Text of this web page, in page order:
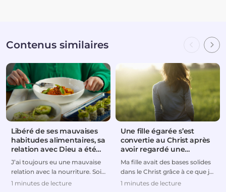
Contenus similaires
Libéré de ses mauvaises
habitudes alimentaires, sa
relation avec Dieu a été
rétablie
J’ai toujours eu une mauvaise
relation avec la nourriture. Soit
je mangeais trop, soit je suivais
1 minutes de lecture
Une fille égarée s’est
convertie au Christ après
avoir regardé une
émission télévisée
Ma fille avait des bases solides
dans le Christ grâce à ce que je
lui avais enseigné quand elle
1 minutes de lecture